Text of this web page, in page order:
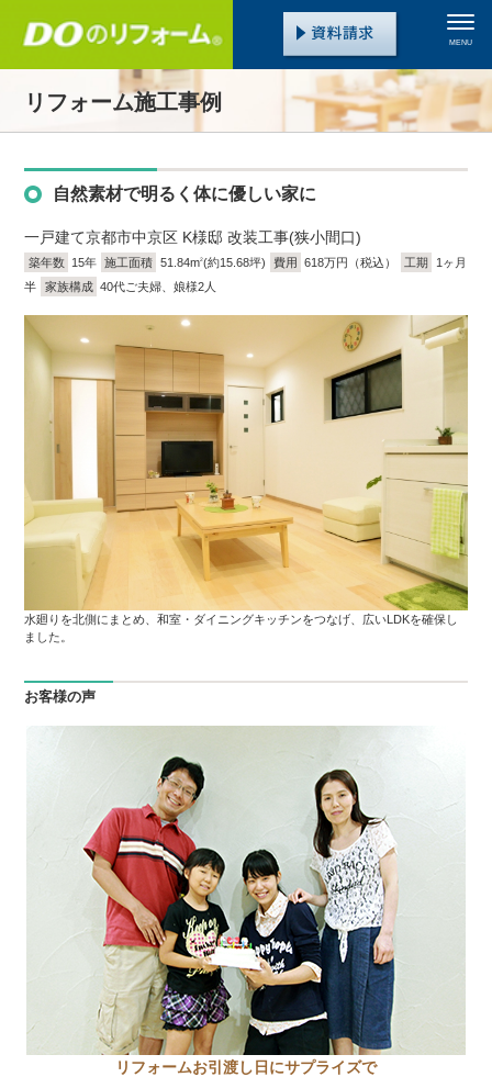
MENU
リフォーム施工事例
自然素材で明るく体に優しい家に
一戸建て京都市中京区 K様邸 改装工事(狭小間口)
築年数 15年 施工面積 51.84m2(約15.68坪) 費用 618万円（税込） 工期
1ヶ月
半
家族構成 40代ご夫婦、娘様2人
水廻りを北側にまとめ、和室・ダイニングキッチンをつなげ、広いLDKを確保し
ました。
お客様の声
リフォームお引渡し日にサプライズで